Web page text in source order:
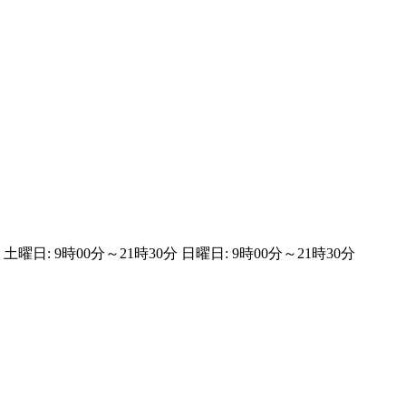
曜日: 9時00分～21時30分 日曜日: 9時00分～21時30分